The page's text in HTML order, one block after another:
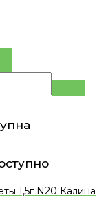
1,5г N20 Калина